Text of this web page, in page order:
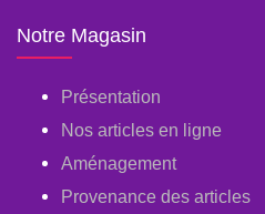
Notre Magasin
Présentation
Nos articles en ligne
Aménagement
Provenance des articles